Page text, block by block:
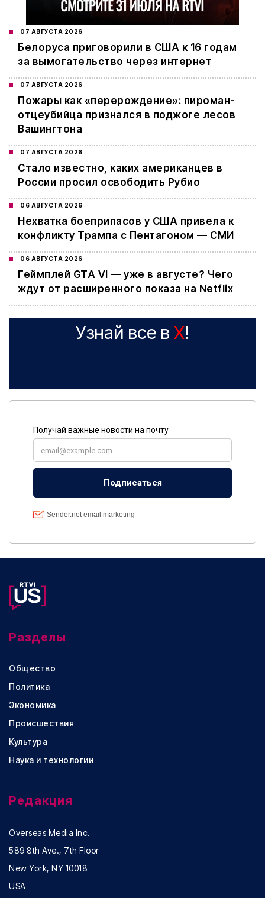
07 АВГУСТА 2026
Белоруса приговорили в США к 16 годам
за вымогательство через интернет
07 АВГУСТА 2026
Пожары как «перерождение»: пироман-
отцеубийца признался в поджоге лесов
Вашингтона
07 АВГУСТА 2026
Стало известно, каких американцев в
России просил освободить Рубио
06 АВГУСТА 2026
Нехватка боеприпасов у США привела к
конфликту Трампа с Пентагоном — СМИ
06 АВГУСТА 2026
Геймплей GTA VI — уже в августе? Чего
ждут от расширенного показа на Netflix
Узнай все в X!
Разделы
Общество
Политика
Экономика
Происшествия
Культура
Наука и технологии
Редакция
Overseas Media Inc.
589 8th Ave., 7th Floor
New York, NY 10018
USA